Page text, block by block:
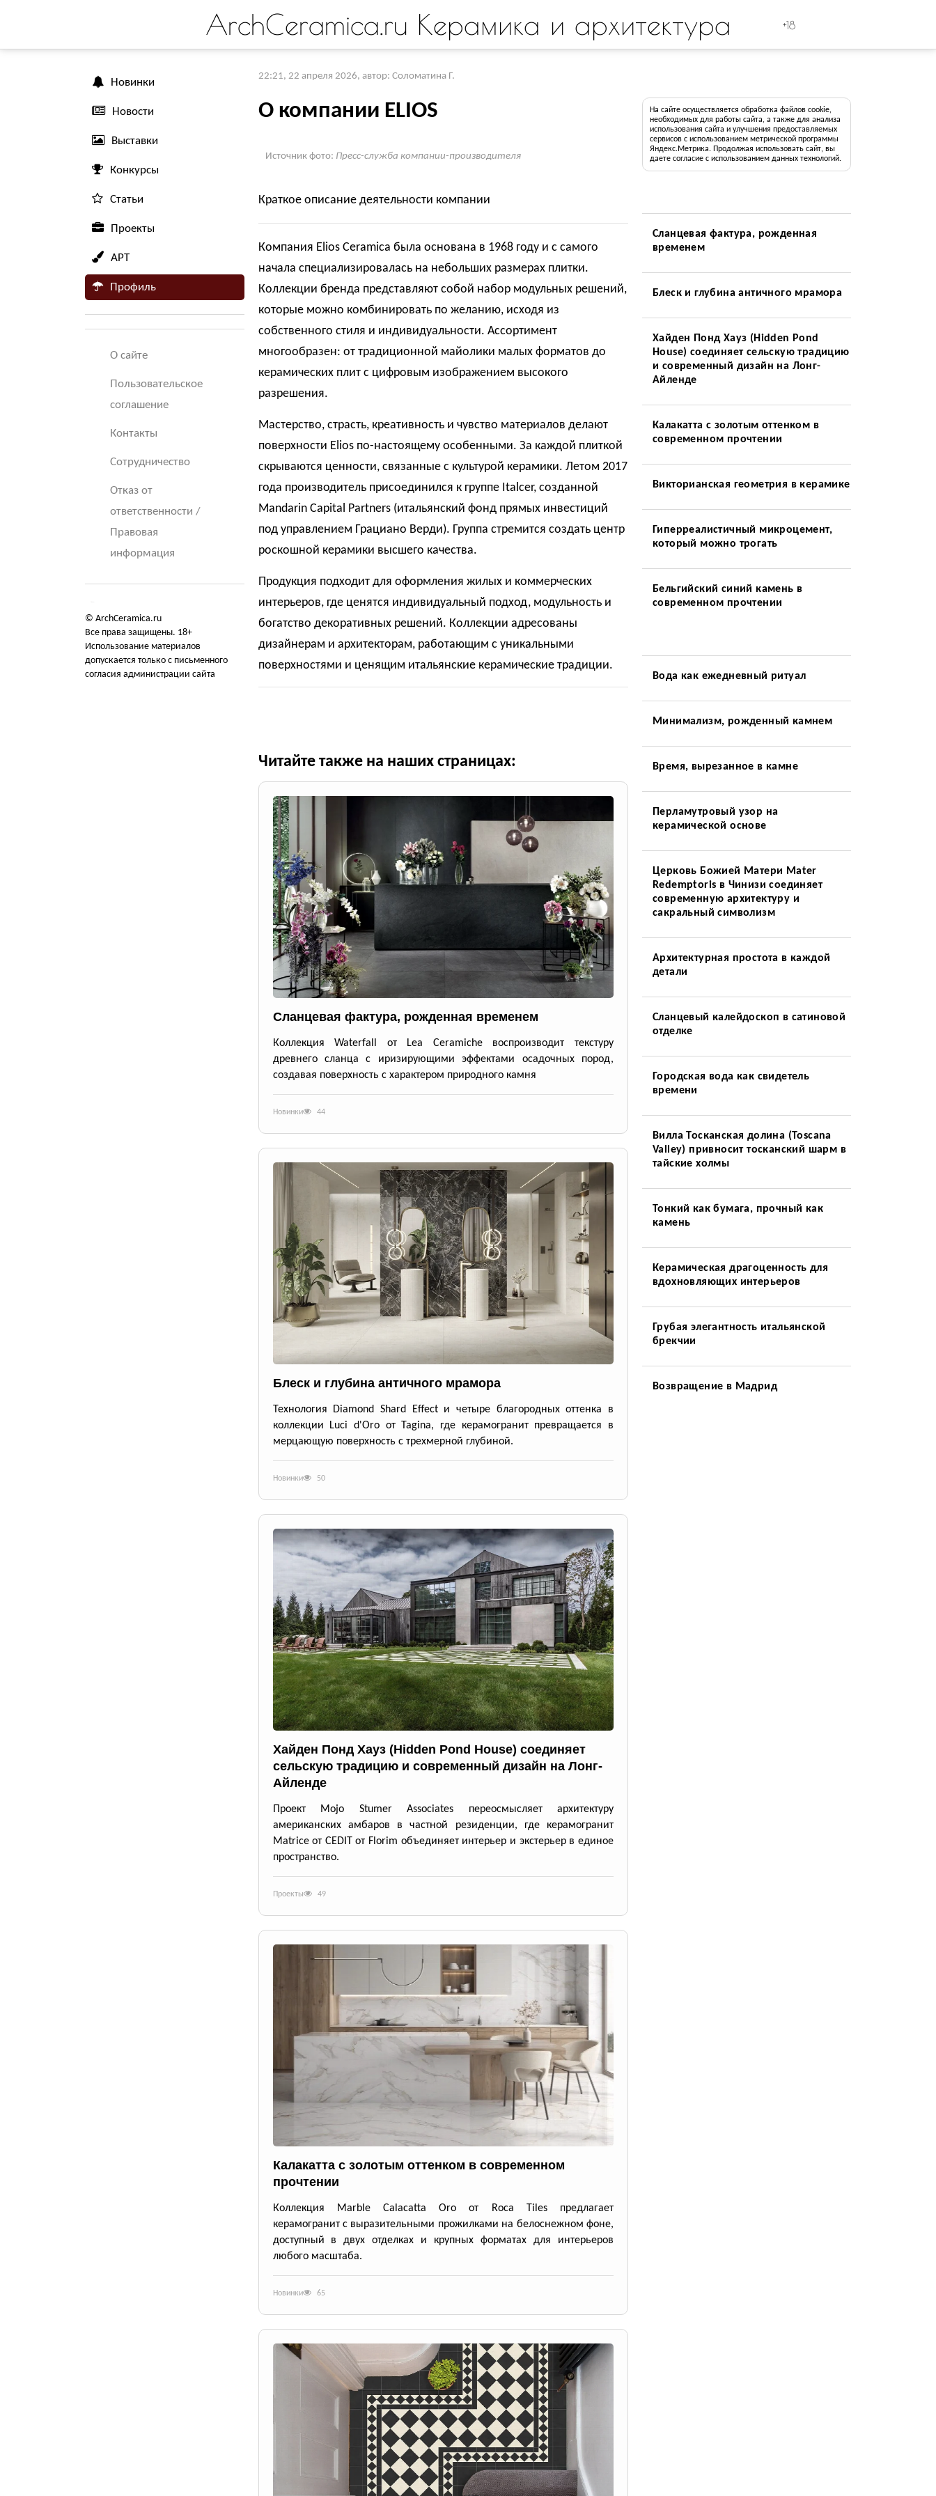
ArchCeramica.ru Керамика и архитектура +18
Новинки
Новости
Выставки
Конкурсы
Статьи
Проекты
АРТ
Профиль
О сайте
Пользовательское
соглашение
Контакты
Сотрудничество
Отказ от
ответственности /
Правовая
информация
© ArchCeramica.ru
Все права защищены. 18+
Использование материалов
допускается только с письменного
согласия администрации сайта
22:21, 22 апреля 2026, автор: Соломатина Г.
О компании ELIOS
Источник фото: Пресс-служба компании-производителя
Краткое описание деятельности компании
Компания Elios Ceramica была основана в 1968 году и с самого
начала специализировалась на небольших размерах плитки.
Коллекции бренда представляют собой набор модульных решений,
которые можно комбинировать по желанию, исходя из
собственного стиля и индивидуальности. Ассортимент
многообразен: от традиционной майолики малых форматов до
керамических плит с цифровым изображением высокого
разрешения.
Мастерство, страсть, креативность и чувство материалов делают
поверхности Elios по-настоящему особенными. За каждой плиткой
скрываются ценности, связанные с культурой керамики. Летом 2017
года производитель присоединился к группе Italcer, созданной
Mandarin Capital Partners (итальянский фонд прямых инвестиций
под управлением Грациано Верди). Группа стремится создать центр
роскошной керамики высшего качества.
Продукция подходит для оформления жилых и коммерческих
интерьеров, где ценятся индивидуальный подход, модульность и
богатство декоративных решений. Коллекции адресованы
дизайнерам и архитекторам, работающим с уникальными
поверхностями и ценящим итальянские керамические традиции.
Читайте также на наших страницах:
Сланцевая фактура, рожденная временем
Коллекция Waterfall от Lea Ceramiche воспроизводит текстуру
древнего сланца с иризирующими эффектами осадочных пород,
создавая поверхность с характером природного камня
Новинки 44
Блеск и глубина античного мрамора
Технология Diamond Shard Effect и четыре благородных оттенка в
коллекции Luci d'Oro от Tagina, где керамогранит превращается в
мерцающую поверхность с трехмерной глубиной.
Новинки 50
Хайден Понд Хауз (Hidden Pond House) соединяет
сельскую традицию и современный дизайн на Лонг-
Айленде
Проект Mojo Stumer Associates переосмысляет архитектуру
американских амбаров в частной резиденции, где керамогранит
Matrice от CEDIT от Florim объединяет интерьер и экстерьер в единое
пространство.
Проекты 49
Калакатта с золотым оттенком в современном
прочтении
Коллекция Marble Calacatta Oro от Roca Tiles предлагает
керамогранит с выразительными прожилками на белоснежном фоне,
доступный в двух отделках и крупных форматах для интерьеров
любого масштаба.
Новинки 65
На сайте осуществляется обработка файлов cookie,
необходимых для работы сайта, а также для анализа
использования сайта и улучшения предоставляемых
сервисов с использованием метрической программы
Яндекс.Метрика. Продолжая использовать сайт, вы
даете согласие с использованием данных технологий.
Сланцевая фактура, рожденная
временем
Блеск и глубина античного мрамора
Хайден Понд Хауз (Hidden Pond
House) соединяет сельскую традицию
и современный дизайн на Лонг-
Айленде
Калакатта с золотым оттенком в
современном прочтении
Викторианская геометрия в керамике
Гиперреалистичный микроцемент,
который можно трогать
Бельгийский синий камень в
современном прочтении
Вода как ежедневный ритуал
Минимализм, рожденный камнем
Время, вырезанное в камне
Перламутровый узор на
керамической основе
Церковь Божией Матери Mater
Redemptoris в Чинизи соединяет
современную архитектуру и
сакральный символизм
Архитектурная простота в каждой
детали
Сланцевый калейдоскоп в сатиновой
отделке
Городская вода как свидетель
времени
Вилла Тосканская долина (Toscana
Valley) привносит тосканский шарм в
тайские холмы
Тонкий как бумага, прочный как
камень
Керамическая драгоценность для
вдохновляющих интерьеров
Грубая элегантность итальянской
брекчии
Возвращение в Мадрид